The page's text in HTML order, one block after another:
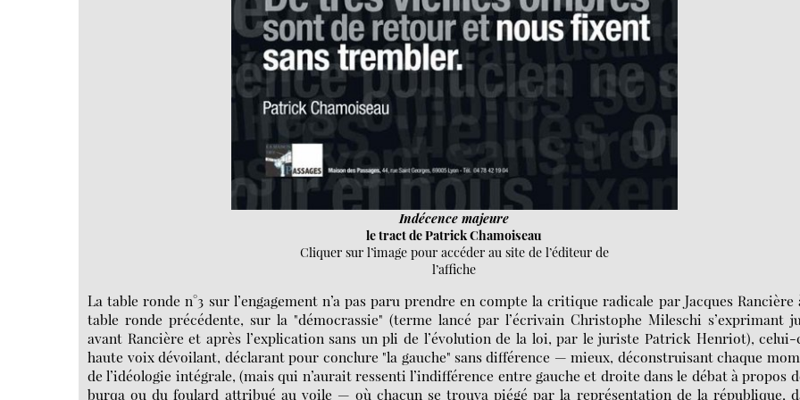
Indécence majeure
le tract de Patrick Chamoiseau
Cliquer sur l’image pour accéder au site de l’éditeur de
l’affiche
La table ronde n°3 sur l’engagement n’a pas paru prendre en compte la critique radicale par Jacques Rancière
table ronde précédente, sur la "démocrassie" (terme lancé par l’écrivain Christophe Mileschi s’exprimant
avant Rancière et après l’explication sans un pli de l’évolution de la loi, par le juriste Patrick Henriot), celui-
haute voix dévoilant, déclarant pour conclure "la gauche" sans différence — mieux, déconstruisant chaque
de l’idéologie intégrale, (mais qui n’aurait ressenti l’indifférence entre gauche et droite dans le débat à propos
burqa ou du foulard attribué au voile — où chacun se trouva piégé par la représentation de la république,